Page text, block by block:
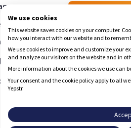
🚨
We use cookies
This website saves cookies on your computer.
how you interact with our website and to
We use cookies to improve and customize your
and analyze our visitors on the website and in
More information about the cookies we use can
Your consent and the cookie policy apply to all
Yepstr.